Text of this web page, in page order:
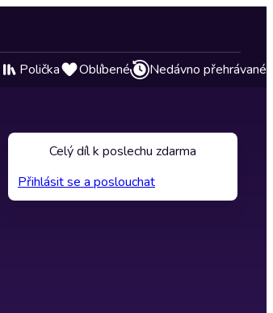
Polička Oblíbené Nedávno přehrávané
Celý díl k poslechu zdarma
Přihlásit se a poslouchat